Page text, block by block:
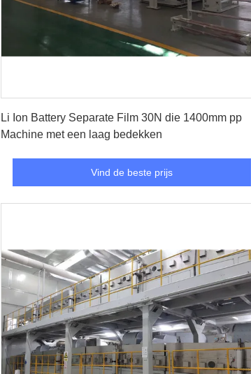
Li Ion Battery Separate Film 30N die 1400mm pp
Machine met een laag bedekken
Vind de beste prijs